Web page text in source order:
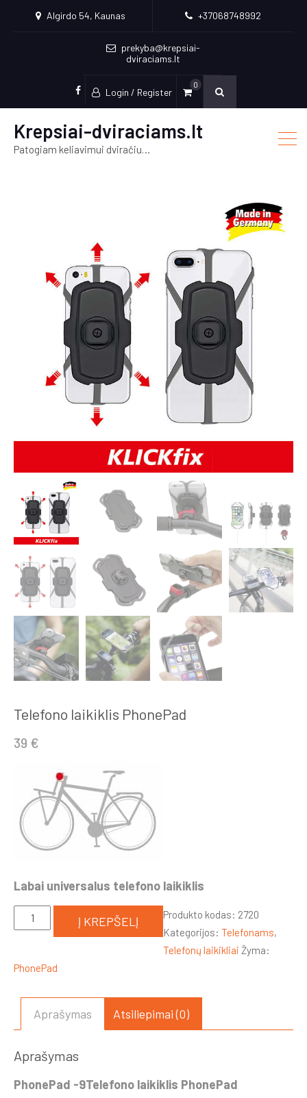
Algirdo 54, Kaunas +37068748992
prekyba@krepsiai-
dviraciams.lt
facebook
Login / Register
0
Krepsiai-dviraciams.lt
Patogiam keliavimui dviračiu…
Telefono laikiklis PhonePad
39 €
Labai universalus telefono laikiklis
produkto
kiekis:
laikiklis
Į KREPŠELĮ Produkto kodas: 2720
Kategorijos:Telefonams,
Telefonų laikikliai Žyma:
PhonePad
Aprašymas Atsiliepimai (0)
Aprašymas
PhonePad -9Telefono laikiklis PhonePad